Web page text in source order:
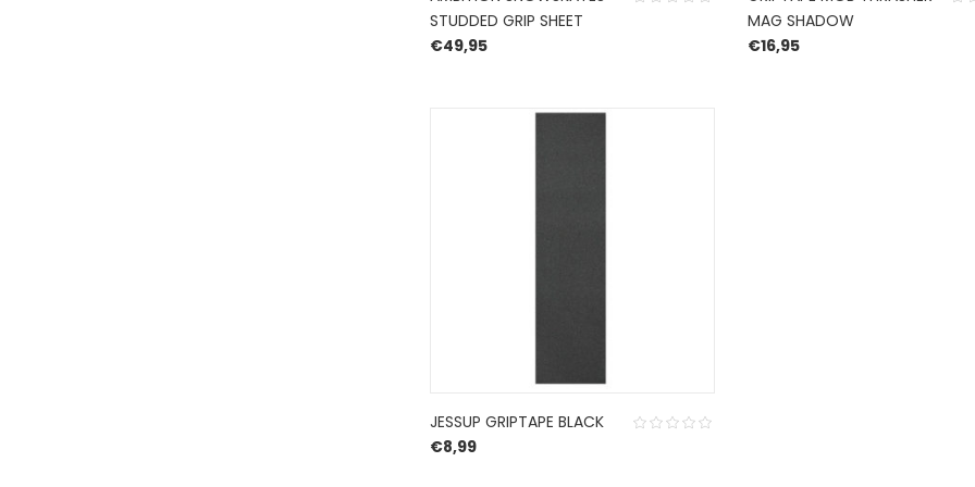
STUDDED GRIP SHEET
€49,95
MAG SHADOW
€16,95
JESSUP GRIPTAPE BLACK
€8,99